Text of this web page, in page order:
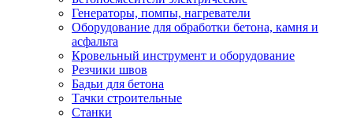
Генераторы, помпы, нагреватели
Оборудование для обработки бетона, камня и
асфальта
Кровельный инструмент и оборудование
Резчики швов
Бадьи для бетона
Тачки строительные
Станки